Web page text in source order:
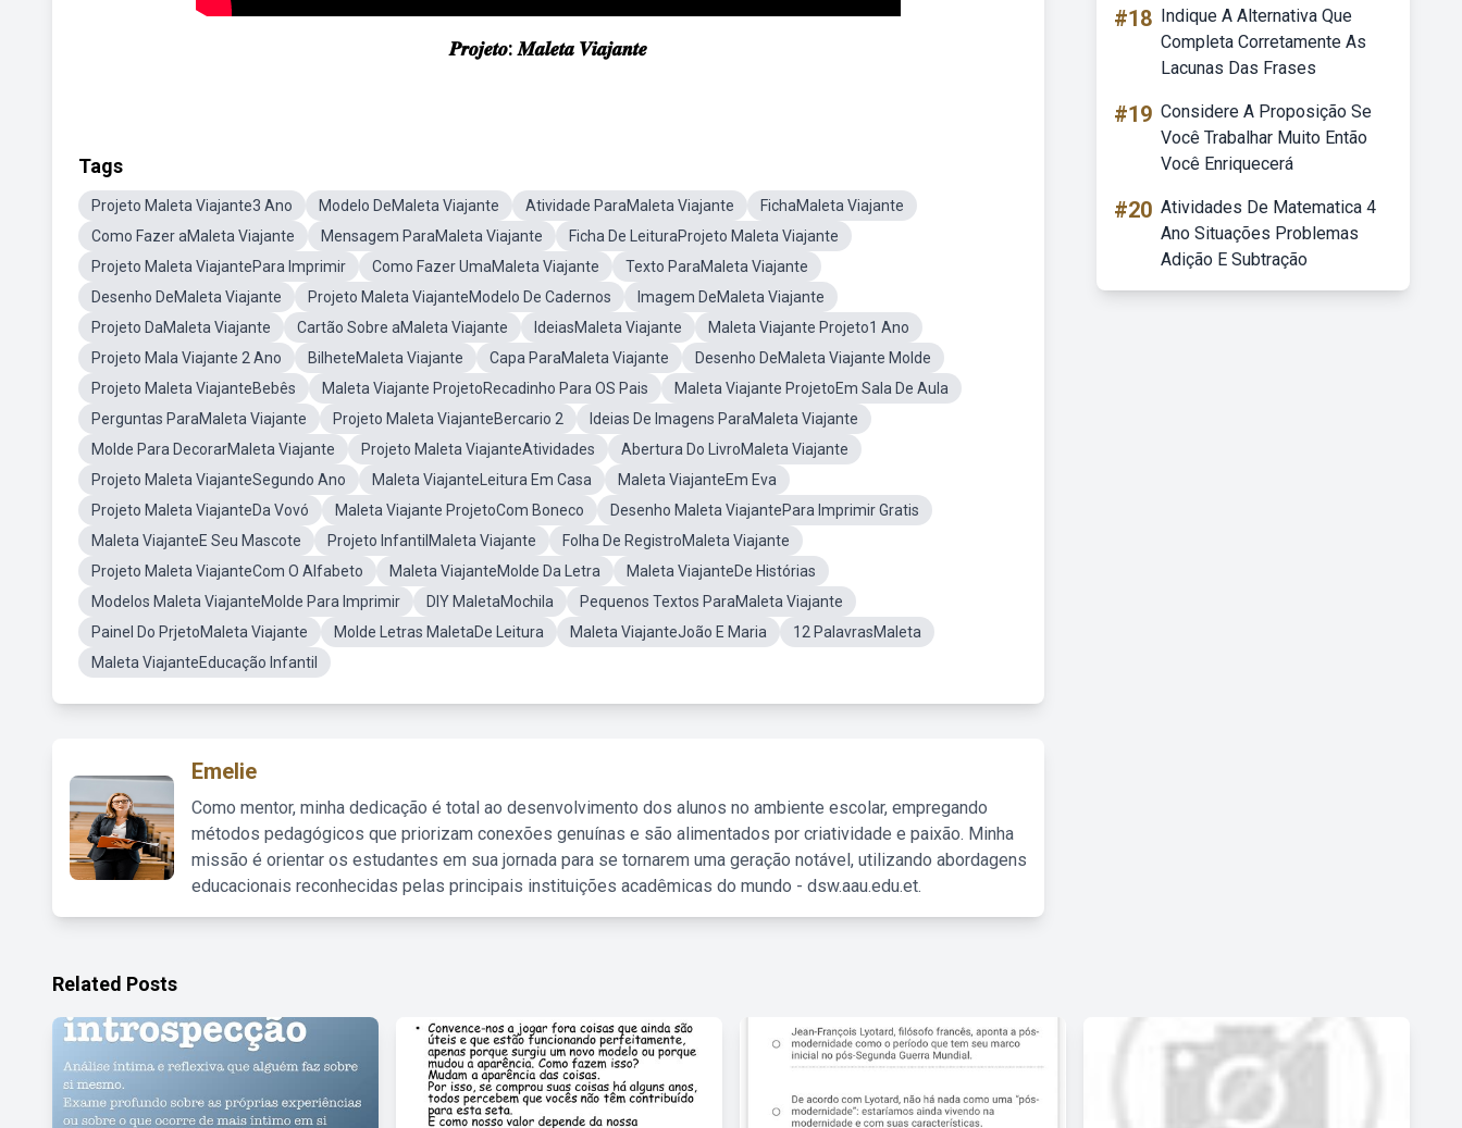
𝑷𝒓𝒐𝒋𝒆𝒕𝒐: 𝑴𝒂𝒍𝒆𝒕𝒂 𝑽𝒊𝒂𝒋𝒂𝒏𝒕𝒆
Tags
Projeto Maleta Viajante3 Ano Modelo DeMaleta Viajante Atividade ParaMaleta Viajante
FichaMaleta Viajante
Como Fazer aMaleta Viajante
Mensagem ParaMaleta Viajante
Ficha De LeituraProjeto Maleta Viajante
Projeto Maleta ViajantePara Imprimir
Como Fazer UmaMaleta Viajante
Texto ParaMaleta Viajante
Desenho DeMaleta Viajante
Projeto Maleta ViajanteModelo De Cadernos
Imagem DeMaleta Viajante
Projeto DaMaleta Viajante
Cartão Sobre aMaleta Viajante IdeiasMaleta Viajante
Maleta Viajante Projeto1 Ano
Projeto Mala Viajante 2 Ano
BilheteMaleta Viajante Capa ParaMaleta Viajante
Desenho DeMaleta Viajante Molde
Projeto Maleta ViajanteBebês
Maleta Viajante ProjetoRecadinho Para OS Pais
Maleta Viajante ProjetoEm Sala De Aula
Perguntas ParaMaleta Viajante
Projeto Maleta ViajanteBercario 2
Ideias De Imagens ParaMaleta Viajante
Molde Para DecorarMaleta Viajante
Projeto Maleta ViajanteAtividades
Abertura Do LivroMaleta Viajante
Projeto Maleta ViajanteSegundo Ano
Maleta ViajanteLeitura Em Casa
Maleta ViajanteEm Eva
Projeto Maleta ViajanteDa Vovó
Maleta Viajante ProjetoCom Boneco
Desenho Maleta ViajantePara Imprimir Gratis
Maleta ViajanteE Seu Mascote
Projeto InfantilMaleta Viajante
Folha De RegistroMaleta Viajante
Projeto Maleta ViajanteCom O Alfabeto
Maleta ViajanteMolde Da Letra
Maleta ViajanteDe Histórias
Modelos Maleta ViajanteMolde Para Imprimir
DIY MaletaMochila
Pequenos Textos ParaMaleta Viajante
Painel Do PrjetoMaleta Viajante
Molde Letras MaletaDe Leitura Maleta ViajanteJoão E Maria
12 PalavrasMaleta
Maleta ViajanteEducação Infantil
Emelie
Como mentor, minha dedicação é total ao desenvolvimento dos alunos no ambiente escolar, empregando
métodos pedagógicos que priorizam conexões genuínas e são alimentados por criatividade e paixão. Minha
missão é orientar os estudantes em sua jornada para se tornarem uma geração notável, utilizando abordagens
educacionais reconhecidas pelas principais instituições acadêmicas do mundo - dsw.aau.edu.et.
#18 Indique A Alternativa Que
Completa Corretamente As
Lacunas Das Frases
#19 Considere A Proposição Se
Você Trabalhar Muito Então
Você Enriquecerá
#20 Atividades De Matematica 4
Ano Situações Problemas
Adição E Subtração
Related Posts